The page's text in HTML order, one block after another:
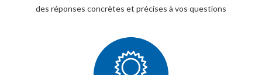
des réponses concrètes et précises à vos questions